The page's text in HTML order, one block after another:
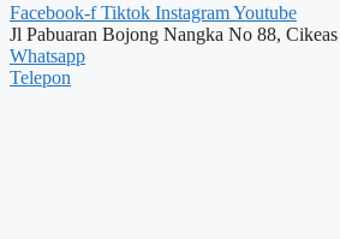
Facebook-f Tiktok InstagramYoutube
Jl Pabuaran Bojong Nangka No 88,
Whatsapp
Telepon